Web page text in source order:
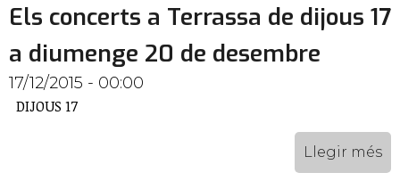
Els concerts a Terrassa de dijous 17
a diumenge 20 de desembre
17/12/2015 - 00:00
DIJOUS 17
Llegir més